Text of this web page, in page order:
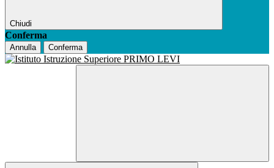
Chiudi
Conferma
Annulla Conferma